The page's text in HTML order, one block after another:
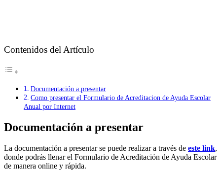
Contenidos del Artículo
Documentación a presentar
Como presentar el Formulario de Acreditacion de Ayuda Escolar
Anual por Internet
Documentación a presentar
La documentación a presentar se puede realizar a través de este link,
donde podrás llenar el Formulario de Acreditación de Ayuda Escolar
de manera online y rápida.